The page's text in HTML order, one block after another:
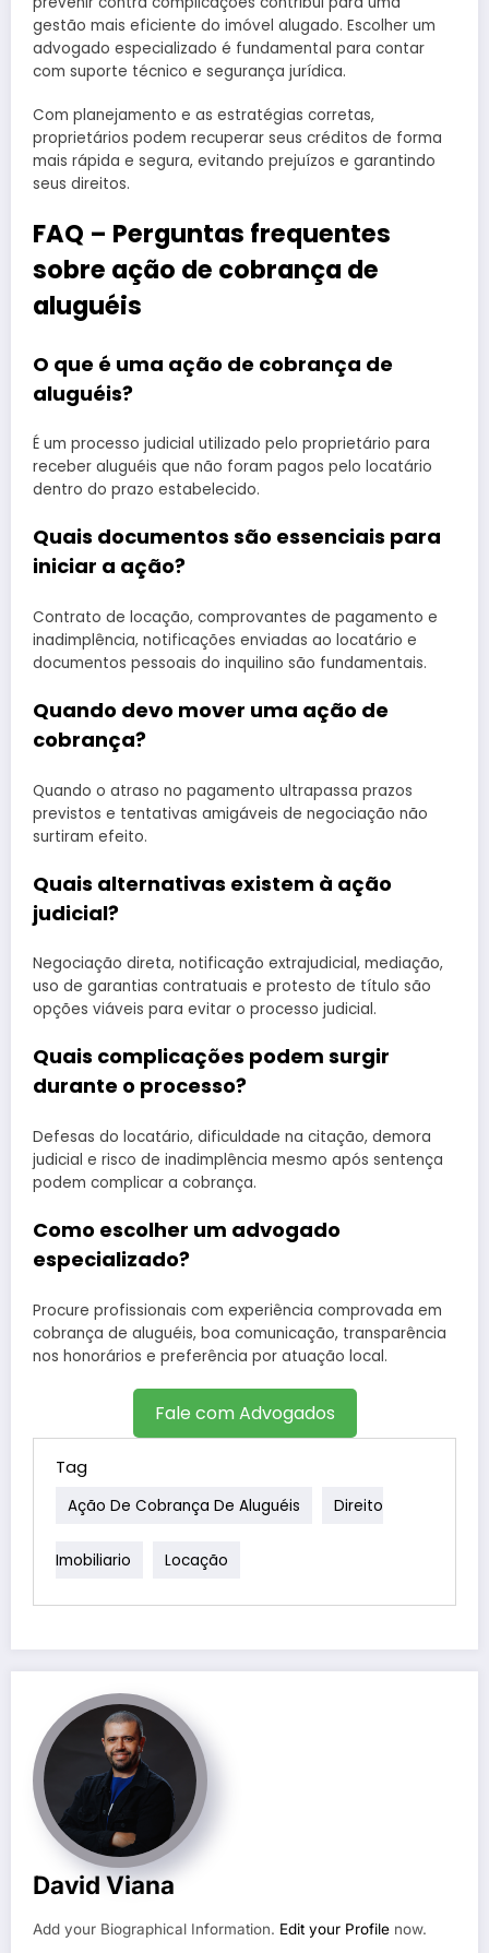
gestão mais eficiente do imóvel alugado. Escolher um
advogado especializado é fundamental para contar
com suporte técnico e segurança jurídica.
Com planejamento e as estratégias corretas,
proprietários podem recuperar seus créditos de forma
mais rápida e segura, evitando prejuízos e garantindo
seus direitos.
FAQ – Perguntas frequentes
sobre ação de cobrança de
aluguéis
O que é uma ação de cobrança de
aluguéis?
É um processo judicial utilizado pelo proprietário para
receber aluguéis que não foram pagos pelo locatário
dentro do prazo estabelecido.
Quais documentos são essenciais para
iniciar a ação?
Contrato de locação, comprovantes de pagamento e
inadimplência, notificações enviadas ao locatário e
documentos pessoais do inquilino são fundamentais.
Quando devo mover uma ação de
cobrança?
Quando o atraso no pagamento ultrapassa prazos
previstos e tentativas amigáveis de negociação não
surtiram efeito.
Quais alternativas existem à ação
judicial?
Negociação direta, notificação extrajudicial, mediação,
uso de garantias contratuais e protesto de título são
opções viáveis para evitar o processo judicial.
Quais complicações podem surgir
durante o processo?
Defesas do locatário, dificuldade na citação, demora
judicial e risco de inadimplência mesmo após sentença
podem complicar a cobrança.
Como escolher um advogado
especializado?
Procure profissionais com experiência comprovada em
cobrança de aluguéis, boa comunicação, transparência
nos honorários e preferência por atuação local.
Fale com Advogados
Tag
Ação De Cobrança De Aluguéis Direito
Imobiliario Locação
David Viana
Add your Biographical Information. Edit your Profile now.